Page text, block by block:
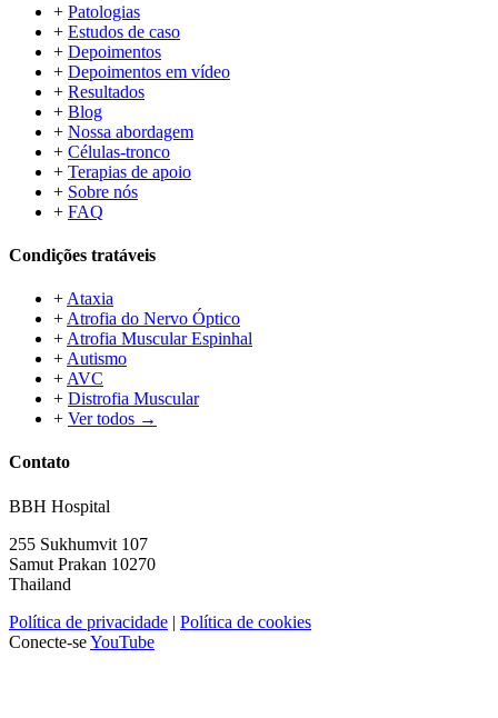
+ Patologias
+ Estudos de caso
+ Depoimentos
+ Depoimentos em vídeo
+ Resultados
+ Blog
+ Nossa abordagem
+ Células-tronco
+ Terapias de apoio
+ Sobre nós
+ FAQ
Condições tratáveis
+ Ataxia
+ Atrofia do Nervo Óptico
+ Atrofia Muscular Espinhal
+ Autismo
+ AVC
+ Distrofia Muscular
+ Ver todos →
Contato
BBH Hospital
255 Sukhumvit 107
Samut Prakan 10270
Thailand
Política de privacidade | Política de cookies
Conecte-seYouTube